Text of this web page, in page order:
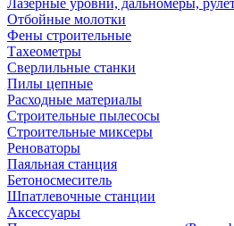
Лазерные уровни, дальномеры,
Отбойные молотки
Фены строительные
Тахеометры
Сверлильные станки
Пилы цепные
Расходные материалы
Строительные пылесосы
Строительные миксеры
Реноваторы
Паяльная станция
Бетоносмеситель
Шпатлевочные станции
Аксессуары